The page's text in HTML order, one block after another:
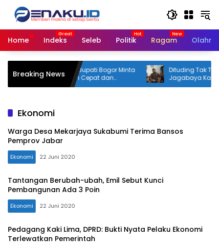
Langsung
konten
Home
Indeks Seleb Politik Ragam
Breaking News
Peran Camat, Bupati Bogor Minta
Publik Lebih Cepat dan
Dituding Tak
Jagabaya Kabupaten
Bicara
Ekonomi
Warga Desa Mekarjaya Sukabumi Terima Bansos
Pemprov Jabar
Ekonomi 22 Juni 2020
Tantangan Berubah-ubah, Emil Sebut Kunci
Pembangunan Ada 3 Poin
Ekonomi 22 Juni 2020
Pedagang Kaki Lima, DPRD: Bukti Nyata Pelaku Ekonomi
Terlewatkan Pemerintah